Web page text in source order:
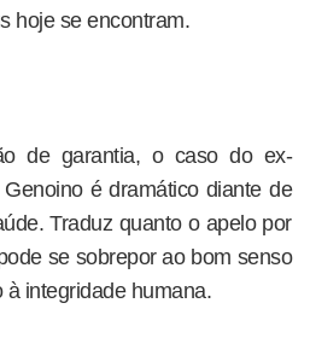
hoje se encontram.
de garantia, o caso do ex-
é dramático diante de
Traduz quanto o apelo por
se sobrepor ao bom senso
integridade humana.